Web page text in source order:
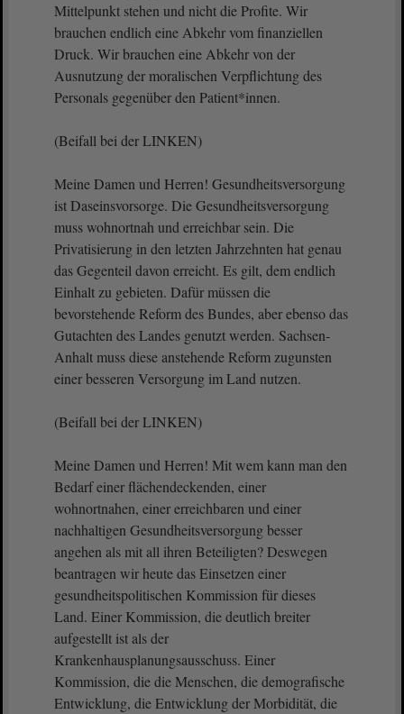
Mittelpunkt stehen und nicht die Profite. Wir
brauchen endlich eine Abkehr vom finanziellen
Druck. Wir brauchen eine Abkehr von der
Ausnutzung der moralischen Verpflichtung des
Personals gegenüber den Patient*innen.
(Beifall bei der LINKEN)
Meine Damen und Herren! Gesundheitsversorgung
ist Daseinsvorsorge. Die Gesundheitsversorgung
muss wohnortnah und erreichbar sein. Die
Privatisierung in den letzten Jahrzehnten hat genau
das Gegenteil davon erreicht. Es gilt, dem endlich
Einhalt zu gebieten. Dafür müssen die
bevorstehende Reform des Bundes, aber ebenso das
Gutachten des Landes genutzt werden. Sachsen-
Anhalt muss diese anstehende Reform zugunsten
einer besseren Versorgung im Land nutzen.
(Beifall bei der LINKEN)
Meine Damen und Herren! Mit wem kann man den
Bedarf einer flächendeckenden, einer
wohnortnahen, einer erreichbaren und einer
nachhaltigen Gesundheitsversorgung besser
angehen als mit all ihren Beteiligten? Deswegen
beantragen wir heute das Einsetzen einer
gesundheitspolitischen Kommission für dieses
Land. Einer Kommission, die deutlich breiter
aufgestellt ist als der
Krankenhausplanungsausschuss. Einer
Kommission, die die Menschen, die demografische
Entwicklung, die Entwicklung der Morbidität, die